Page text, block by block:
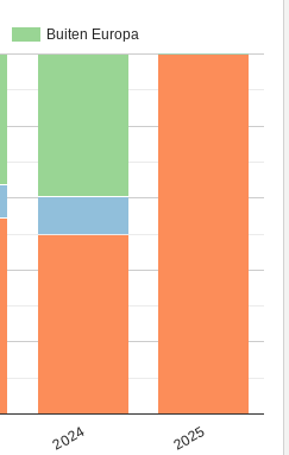
Buiten Europa
2024 2025